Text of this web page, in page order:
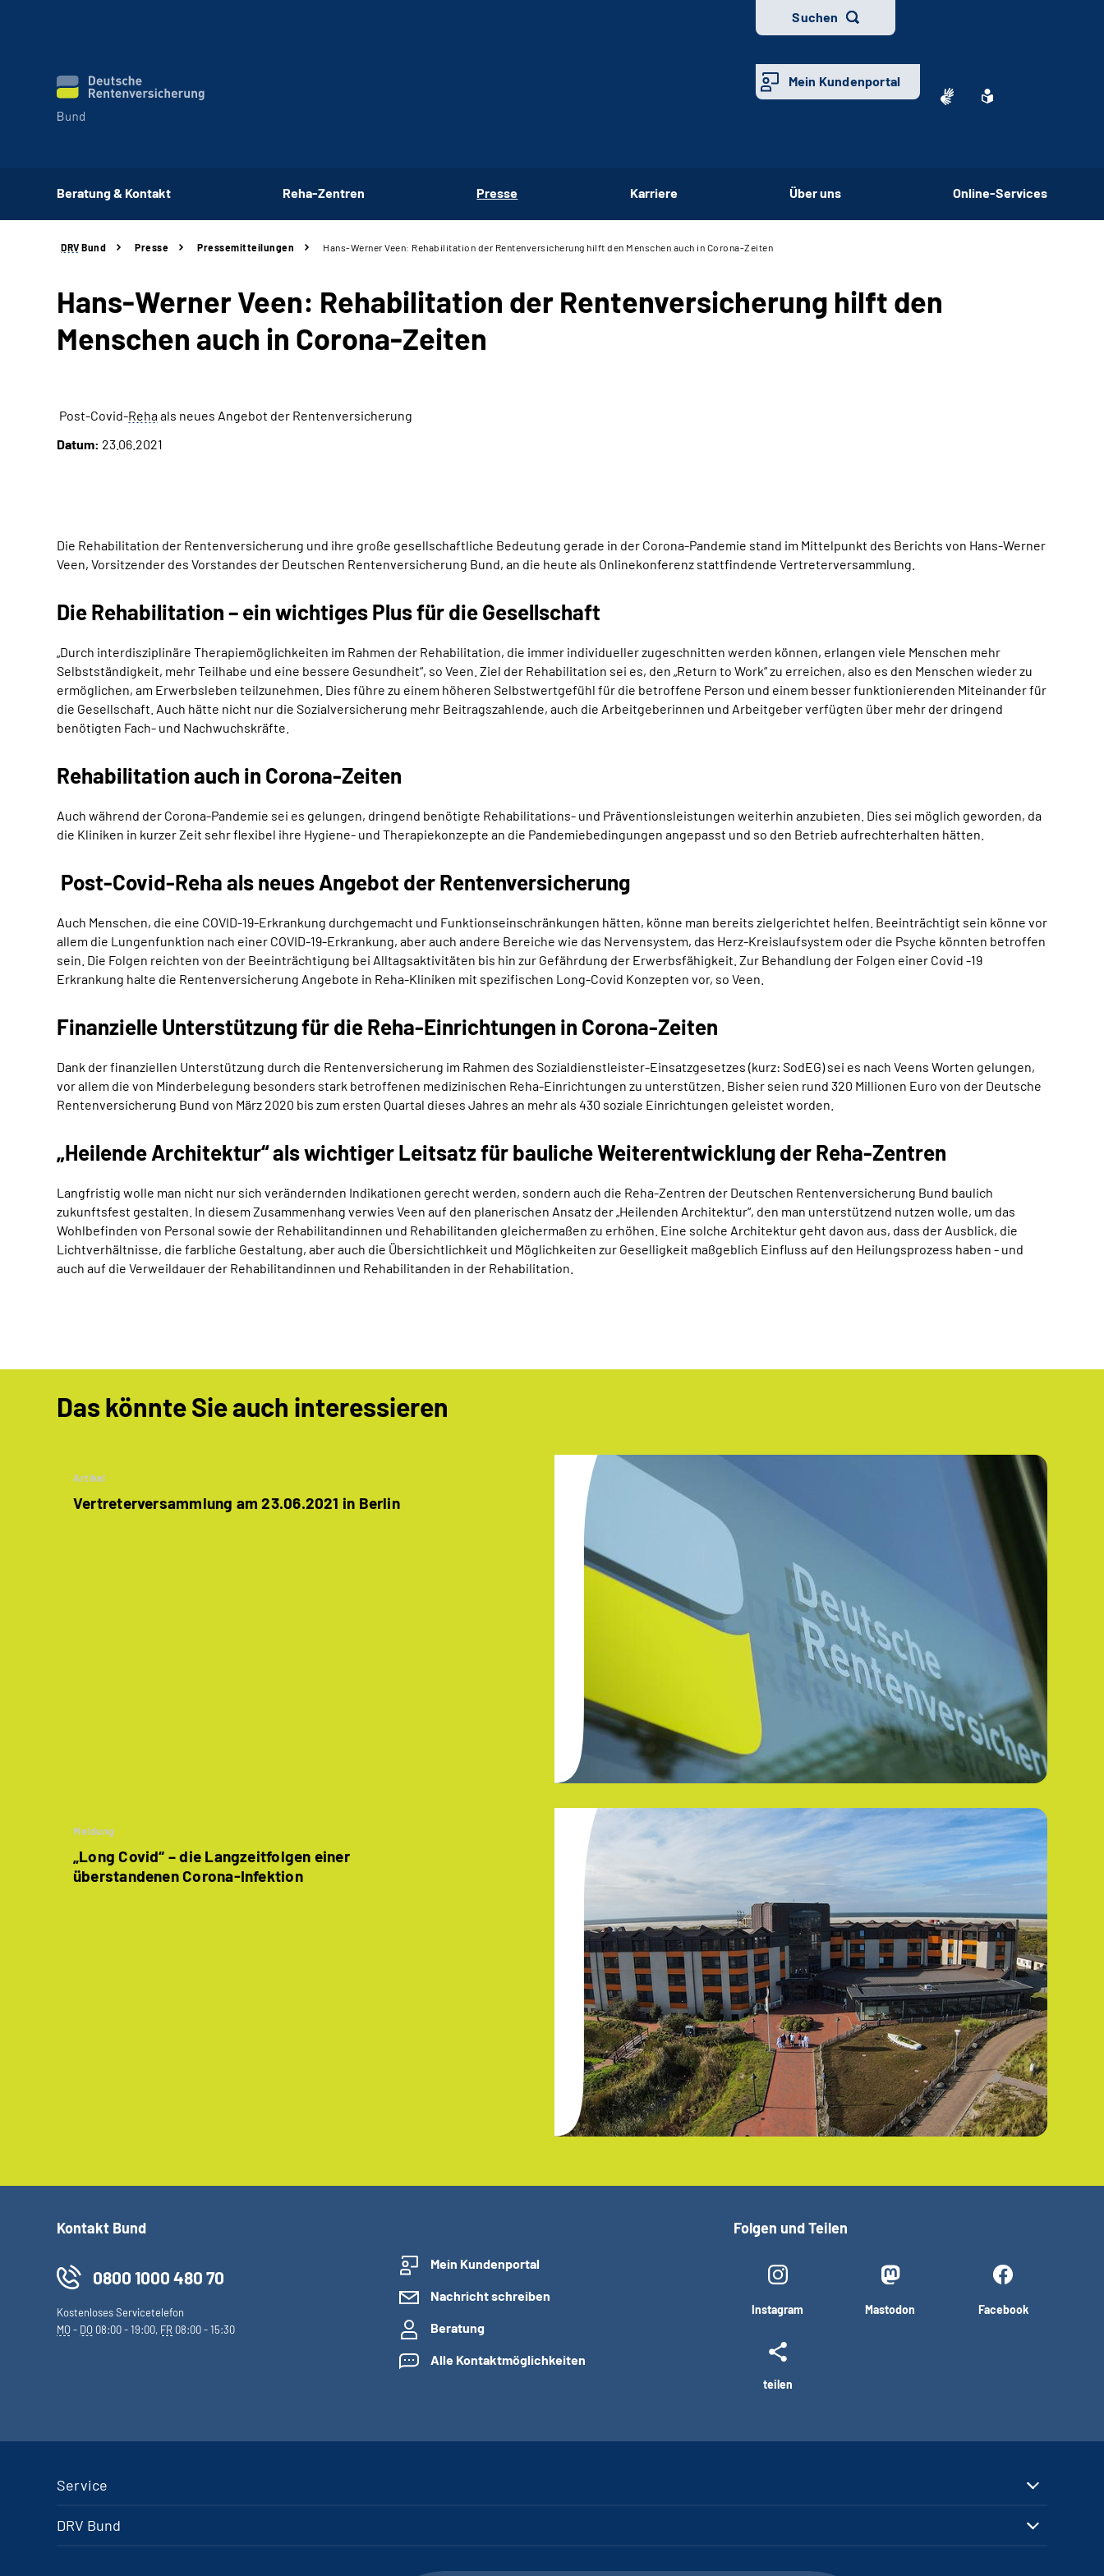
Suchen
Mein Kundenportal
Beratung & Kontakt Reha-Zentren Presse Karriere Über uns Online-Services
DRV Bund Presse Pressemitteilungen Hans-Werner Veen: Rehabilitation der Rentenversicherung hilft den Menschen auch in Corona-Zeiten
Hans-Werner Veen: Rehabilitation der Rentenversicherung hilft den
Menschen auch in Corona-Zeiten
Post-Covid-Rehaals neues Angebot der Rentenversicherung
Datum: 23.06.2021
Die Rehabilitation der Rentenversicherung und ihre große gesellschaftliche Bedeutung gerade in der Corona-Pandemie stand im Mittelpunkt des Berichts von Hans-Werner
Veen, Vorsitzender des Vorstandes der Deutschen Rentenversicherung Bund, an die heute als Onlinekonferenz stattfindende Vertreterversammlung.
Die Rehabilitation – ein wichtiges Plus für die Gesellschaft
„Durch interdisziplinäre Therapiemöglichkeiten im Rahmen der Rehabilitation, die immer individueller zugeschnitten werden können, erlangen viele Menschen mehr
Selbstständigkeit, mehr Teilhabe und eine bessere Gesundheit“, so Veen. Ziel der Rehabilitation sei es, den „Return to Work“ zu erreichen, also es den Menschen wieder zu
ermöglichen, am Erwerbsleben teilzunehmen. Dies führe zu einem höheren Selbstwertgefühl für die betroffene Person und einem besser funktionierenden Miteinander für
die Gesellschaft. Auch hätte nicht nur die Sozialversicherung mehr Beitragszahlende, auch die Arbeitgeberinnen und Arbeitgeber verfügten über mehr der dringend
benötigten Fach- und Nachwuchskräfte.
Rehabilitation auch in Corona-Zeiten
Auch während der Corona-Pandemie sei es gelungen, dringend benötigte Rehabilitations- und Präventionsleistungen weiterhin anzubieten. Dies sei möglich geworden, da
die Kliniken in kurzer Zeit sehr flexibel ihre Hygiene- und Therapiekonzepte an die Pandemiebedingungen angepasst und so den Betrieb aufrechterhalten hätten.
Post-Covid-Reha als neues Angebot der Rentenversicherung
Auch Menschen, die eine COVID-19-Erkrankung durchgemacht und Funktionseinschränkungen hätten, könne man bereits zielgerichtet helfen. Beeinträchtigt sein könne vor
allem die Lungenfunktion nach einer COVID-19-Erkrankung, aber auch andere Bereiche wie das Nervensystem, das Herz-Kreislaufsystem oder die Psyche könnten betroffen
sein. Die Folgen reichten von der Beeinträchtigung bei Alltagsaktivitäten bis hin zur Gefährdung der Erwerbsfähigkeit. Zur Behandlung der Folgen einer Covid -19
Erkrankung halte die Rentenversicherung Angebote in Reha-Kliniken mit spezifischen Long-Covid Konzepten vor, so Veen.
Finanzielle Unterstützung für die Reha-Einrichtungen in Corona-Zeiten
Dank der finanziellen Unterstützung durch die Rentenversicherung im Rahmen des Sozialdienstleister-Einsatzgesetzes (kurz: SodEG) sei es nach Veens Worten gelungen,
vor allem die von Minderbelegung besonders stark betroffenen medizinischen Reha-Einrichtungen zu unterstützen. Bisher seien rund 320 Millionen Euro von der Deutsche
Rentenversicherung Bund von März 2020 bis zum ersten Quartal dieses Jahres an mehr als 430 soziale Einrichtungen geleistet worden.
„Heilende Architektur“ als wichtiger Leitsatz für bauliche Weiterentwicklung der Reha-Zentren
Langfristig wolle man nicht nur sich verändernden Indikationen gerecht werden, sondern auch die Reha-Zentren der Deutschen Rentenversicherung Bund baulich
zukunftsfest gestalten. In diesem Zusammenhang verwies Veen auf den planerischen Ansatz der „Heilenden Architektur“, den man unterstützend nutzen wolle, um das
Wohlbefinden von Personal sowie der Rehabilitandinnen und Rehabilitanden gleichermaßen zu erhöhen. Eine solche Architektur geht davon aus, dass der Ausblick, die
Lichtverhältnisse, die farbliche Gestaltung, aber auch die Übersichtlichkeit und Möglichkeiten zur Geselligkeit maßgeblich Einfluss auf den Heilungsprozess haben - und
auch auf die Verweildauer der Rehabilitandinnen und Rehabilitanden in der Rehabilitation.
Das könnte Sie auch interessieren
Artikel
Vertreterversammlung am 23.06.2021 in Berlin
Meldung
„Long Covid“ – die Langzeitfolgen einer
überstandenen Corona-Infektion
Kontakt Bund
0800 1000 480 70
Kostenloses Servicetelefon
MO- DO 08:00 - 19:00, FR 08:00 - 15:30
Mein Kundenportal
Nachricht schreiben
Beratung
Alle Kontaktmöglichkeiten
Folgen und Teilen
Instagram Mastodon Facebook
teilen
Service
DRV Bund